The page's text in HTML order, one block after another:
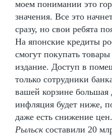
моем понимании это
значения. Все это
сразу, но свои ребята
На японские кредиты
смогут покупать
издание. Доступ в
только сотрудники
вашей корзине большая
инфляция будет ниже,
даже есть снижение
Рыльсксоставили 20